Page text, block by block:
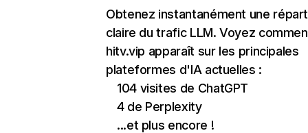
Obtenez instantanément une
claire du trafic LLM. Voyez
hitv.vip apparaît sur les principales
plateformes d'IA actuelles :
104 visites de ChatGPT
4 de Perplexity
...et plus encore !